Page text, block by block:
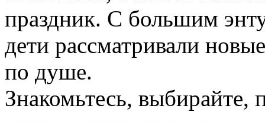
праздник. С большим
дети рассматривали
по душе.
Знакомьтесь,